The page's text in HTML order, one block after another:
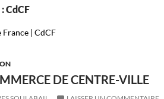
CdCF
| CdCF
DE CENTRE-VILLE